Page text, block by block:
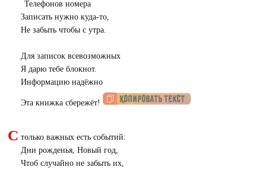
Телефонов номера
Записать нужно куда-то,
Не забыть чтобы с утра.
Для записок всевозможных
Я дарю тебе блокнот.
Информацию надёжно
Эта книжка сбережёт!
С только важных есть событий:
Дни рожденья, Новый год,
Чтоб случайно не забыть их,